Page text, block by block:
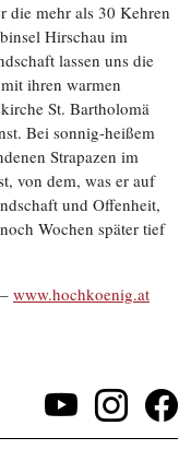
die mehr als 30 Kehren
Hirschau im
lassen uns die
ihren warmen
St. Bartholomä
Bei sonnig-heißem
Strapazen im
von dem, was er auf
und Offenheit,
Wochen später tief
www.hochkoenig.at